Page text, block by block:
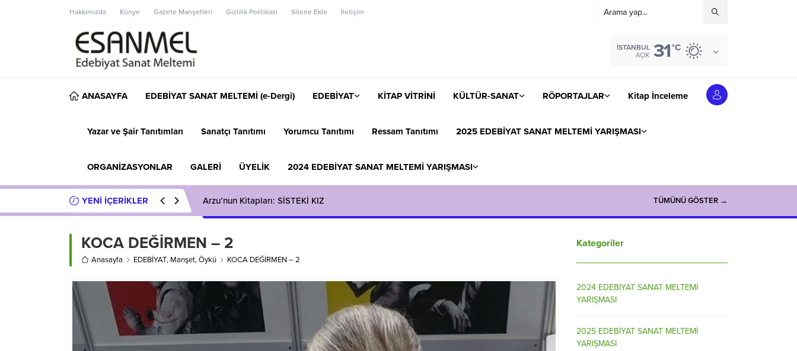
Hakkımızda Künye Gazete Manşetleri Gizlilik Politikası Sitene Ekle İletişim
İSTANBUL
AÇIK 31°C
ANASAYFA EDEBİYAT SANAT MELTEMİ (e-Dergi) EDEBİYAT KİTAP VİTRİNİ KÜLTÜR-SANAT RÖPORTAJLAR Kitap İnceleme
Yazar ve Şair Tanıtımları Sanatçı Tanıtımı Yorumcu Tanıtımı Ressam Tanıtımı 2025 EDEBİYAT SANAT MELTEMİ YARIŞMASI
ORGANİZASYONLAR GALERİ ÜYELİK 2024 EDEBİYAT SANAT MELTEMİ YARIŞMASI
YENİ İÇERİKLER Başarılı Oyuncu Naci ADIGÜZEL ile Söyleşi TÜMÜNÜ GÖSTER →
KOCA DEĞİRMEN – 2
Anasayfa EDEBİYAT, Manşet,Öykü KOCA DEĞİRMEN – 2
Kategoriler
2024 EDEBİYAT SANAT MELTEMİ
YARIŞMASI
2025 EDEBİYAT SANAT MELTEMİ
YARIŞMASI